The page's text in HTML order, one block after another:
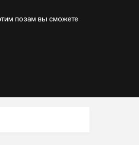
позам вы сможете